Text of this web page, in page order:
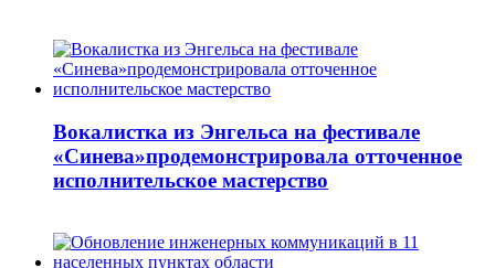
Вокалистка из Энгельса на фестивале
«Синева»продемонстрировала отточенное
исполнительское мастерство